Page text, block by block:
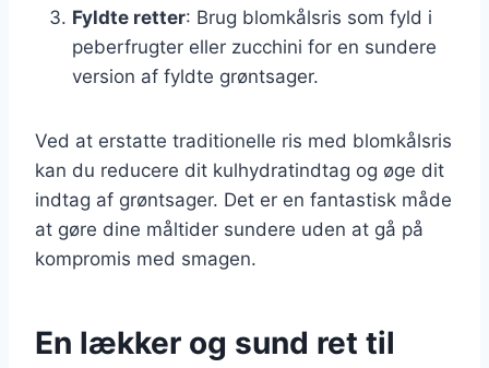
Fyldte retter: Brug blomkålsris som fyld i
peberfrugter eller zucchini for en sundere
version af fyldte grøntsager.
Ved at erstatte traditionelle ris med blomkålsris
kan du reducere dit kulhydratindtag og øge dit
indtag af grøntsager. Det er en fantastisk måde
at gøre dine måltider sundere uden at gå på
kompromis med smagen.
En lækker og sund ret til